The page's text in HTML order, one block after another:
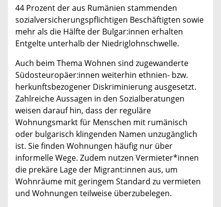
44 Prozent der aus Rumänien stammenden
sozialversicherungspflichtigen Beschäftigten sowie
mehr als die Hälfte der Bulgar:innen erhalten
Entgelte unterhalb der Niedriglohnschwelle.
Auch beim Thema Wohnen sind zugewanderte
Südosteuropäer:innen weiterhin ethnien- bzw.
herkunftsbezogener Diskriminierung ausgesetzt.
Zahlreiche Aussagen in den Sozialberatungen
weisen darauf hin, dass der reguläre
Wohnungsmarkt für Menschen mit rumänisch
oder bulgarisch klingenden Namen unzugänglich
ist. Sie finden Wohnungen häufig nur über
informelle Wege. Zudem nutzen Vermieter*innen
die prekäre Lage der Migrant:innen aus, um
Wohnräume mit geringem Standard zu vermieten
und Wohnungen teilweise überzubelegen.